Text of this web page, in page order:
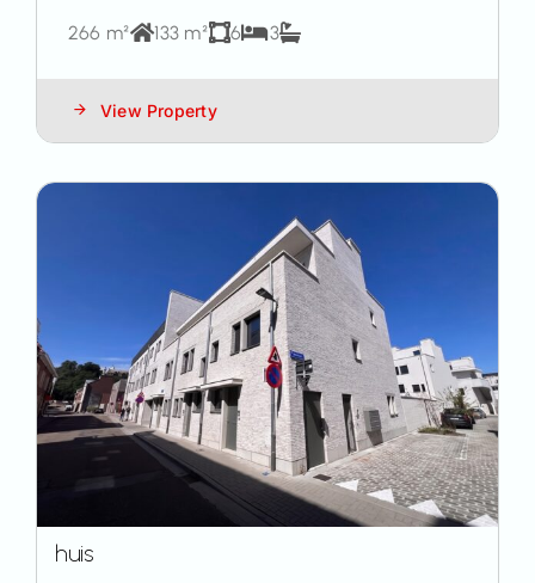
266 m² 133 m² 6 3
View Property
huis